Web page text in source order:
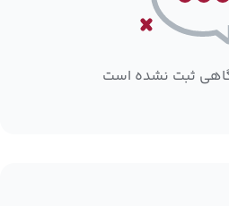
ثبت نشده است